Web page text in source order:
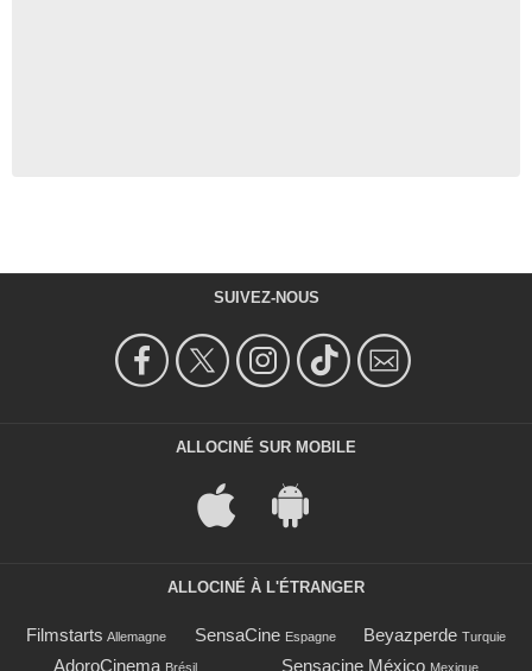
SUIVEZ-NOUS
ALLOCINÉ SUR MOBILE
ALLOCINÉ À L'ÉTRANGER
Filmstarts Allemagne SensaCine Espagne Beyazperde Turquie
AdoroCinema Brésil Sensacine México Mexique